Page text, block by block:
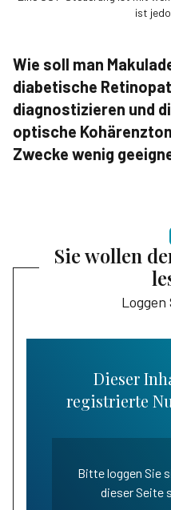
ist
Wie soll man
diabetische
diagnostizieren und
optische
Zwecke wenig
Sie wollen
Loggen
Dieser
registrierte
Bitte loggen Sie
dieser Seite